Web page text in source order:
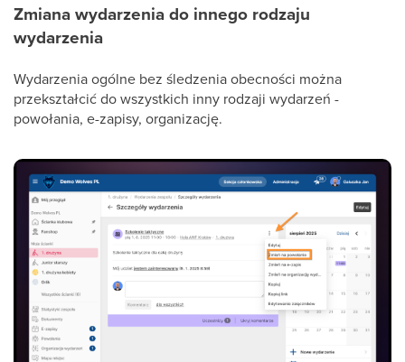
Zmiana wydarzenia do innego rodzaju
wydarzenia
Wydarzenia ogólne bez śledzenia obecności można
przekształcić do wszystkich inny rodzaji wydarzeń -
powołania, e-zapisy, organizację.